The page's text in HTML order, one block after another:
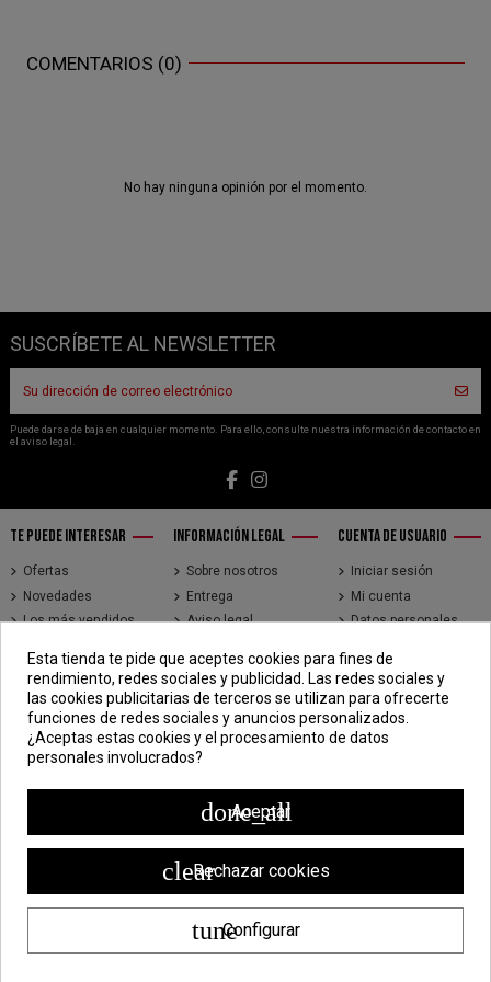
COMENTARIOS (0)
No hay ninguna opinión por el momento.
SUSCRÍBETE AL NEWSLETTER
Puede darse de baja en cualquier momento. Para ello, consulte nuestra información de contacto en
el aviso legal.
TE PUEDE INTERESAR
Ofertas
Novedades
Los más vendidos
INFORMACIÓN LEGAL
Sobre nosotros
Entrega
Aviso legal
condiciones de uso
Pago seguro
CUENTA DE USUARIO
Iniciar sesión
Mi cuenta
Datos personales
Direcciones
Seguimiento de
pedidos de clientes
invitados
CONTÁCTENOS
CDV - Componentes Diesel Vidal
998 304 695 | 988 338 835
Esta tienda te pide que aceptes cookies para fines de
rendimiento, redes sociales y publicidad. Las redes sociales y
las cookies publicitarias de terceros se utilizan para ofrecerte
funciones de redes sociales y anuncios personalizados.
¿Aceptas estas cookies y el procesamiento de datos
personales involucrados?
done_all
Aceptar
clearRechazar cookies
tuneConfigurar